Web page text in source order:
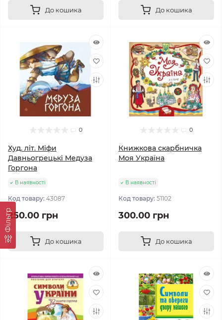
Фільтр
До кошика До кошика
0
Худ. літ. Міфи
Давньогрецькі Медуза
Горгона
В наявності
Код товару: 43087
250.00 грн
До кошика
0
Книжкова скарбничка
Моя Україна
В наявності
Код товару: 51102
300.00 грн
До кошика